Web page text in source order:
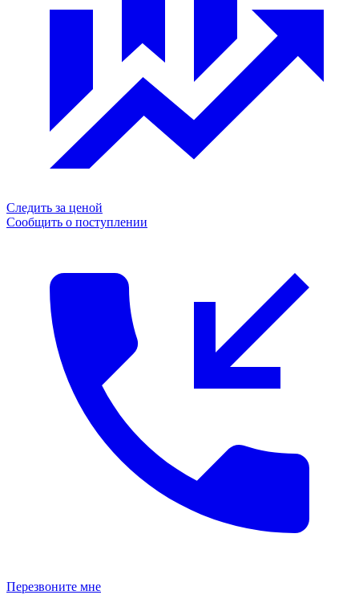
Следить за ценой
Сообщить о поступлении
Перезвоните мне